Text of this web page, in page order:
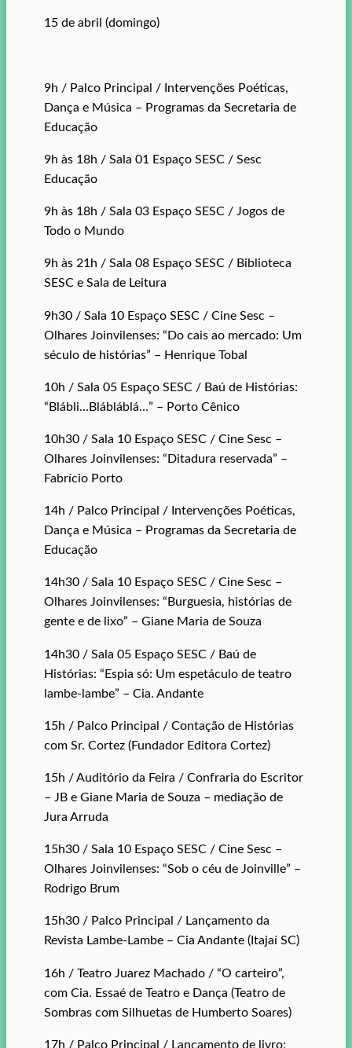
15 de abril (domingo)
9h / Palco Principal / Intervenções Poéticas,
Dança e Música – Programas da Secretaria de
Educação
9h às 18h / Sala 01 Espaço SESC / Sesc
Educação
9h às 18h / Sala 03 Espaço SESC / Jogos de
Todo o Mundo
9h às 21h / Sala 08 Espaço SESC / Biblioteca
SESC e Sala de Leitura
9h30 / Sala 10 Espaço SESC / Cine Sesc –
Olhares Joinvilenses: “Do cais ao mercado: Um
século de histórias” – Henrique Tobal
10h / Sala 05 Espaço SESC / Baú de Histórias:
“Blábli…Blábláblá…” – Porto Cênico
10h30 / Sala 10 Espaço SESC / Cine Sesc –
Olhares Joinvilenses: “Ditadura reservada” –
Fabrício Porto
14h / Palco Principal / Intervenções Poéticas,
Dança e Música – Programas da Secretaria de
Educação
14h30 / Sala 10 Espaço SESC / Cine Sesc –
Olhares Joinvilenses: “Burguesia, histórias de
gente e de lixo” – Giane Maria de Souza
14h30 / Sala 05 Espaço SESC / Baú de
Histórias: “Espia só: Um espetáculo de teatro
lambe-lambe” – Cia. Andante
15h / Palco Principal / Contação de Histórias
com Sr. Cortez (Fundador Editora Cortez)
15h / Auditório da Feira / Confraria do Escritor
– JB e Giane Maria de Souza – mediação de
Jura Arruda
15h30 / Sala 10 Espaço SESC / Cine Sesc –
Olhares Joinvilenses: “Sob o céu de Joinville” –
Rodrigo Brum
15h30 / Palco Principal / Lançamento da
Revista Lambe-Lambe – Cia Andante (Itajaí SC)
16h / Teatro Juarez Machado / “O carteiro”,
com Cia. Essaé de Teatro e Dança (Teatro de
Sombras com Silhuetas de Humberto Soares)
17h / Palco Principal / Lançamento de livro: